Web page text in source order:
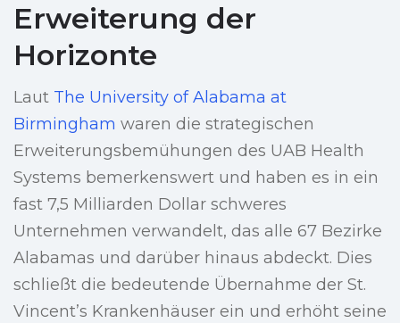
Erweiterung der
Horizonte
Laut The University of Alabama at
Birmingham waren die strategischen
Erweiterungsbemühungen des UAB Health
Systems bemerkenswert und haben es in ein
fast 7,5 Milliarden Dollar schweres
Unternehmen verwandelt, das alle 67 Bezirke
Alabamas und darüber hinaus abdeckt. Dies
schließt die bedeutende Übernahme der St.
Vincent’s Krankenhäuser ein und erhöht seine